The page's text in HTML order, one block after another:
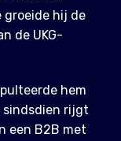
groeide hij de
de UKG-
hem
sindsdien rijgt
een B2B met